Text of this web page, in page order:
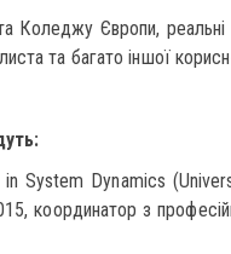
Європи, реальні
та багато іншої
in System Dynamics
координатор з